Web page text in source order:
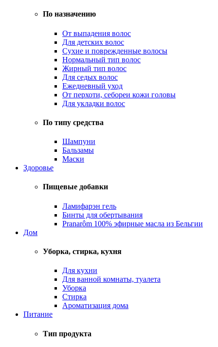
По назначению
От выпадения волос
Для детских волос
Сухие и поврежденные волосы
Нормальный тип волос
Жирный тип волос
Для седых волос
Ежедневный уход
От перхоти, себореи кожи головы
Для укладки волос
По типу средства
Шампуни
Бальзамы
Маски
Здоровье
Пищевые добавки
Ламифарэн гель
Бинты для обертывания
Pranarôm 100% эфирные масла из Бельгии
Дом
Уборка, стирка, кухня
Для кухни
Для ванной комнаты, туалета
Уборка
Стирка
Ароматизация дома
Питание
Тип продукта